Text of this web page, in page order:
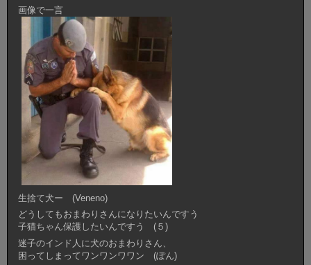
画像で一言
生捨て犬ー (Veneno)
どうしてもおまわりさんになりたいんですう
子猫ちゃん保護したいんですう (５)
迷子のインド人に犬のおまわりさん、
困ってしまってワンワンワワン (ぽん)